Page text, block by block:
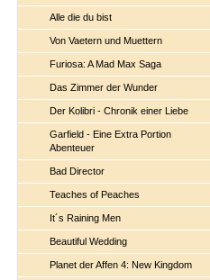
Alle die du bist
Von Vaetern und Muettern
Furiosa: A Mad Max Saga
Das Zimmer der Wunder
Der Kolibri - Chronik einer Liebe
Garfield - Eine Extra Portion
Abenteuer
Bad Director
Teaches of Peaches
It´s Raining Men
Beautiful Wedding
Planet der Affen 4: New Kingdom